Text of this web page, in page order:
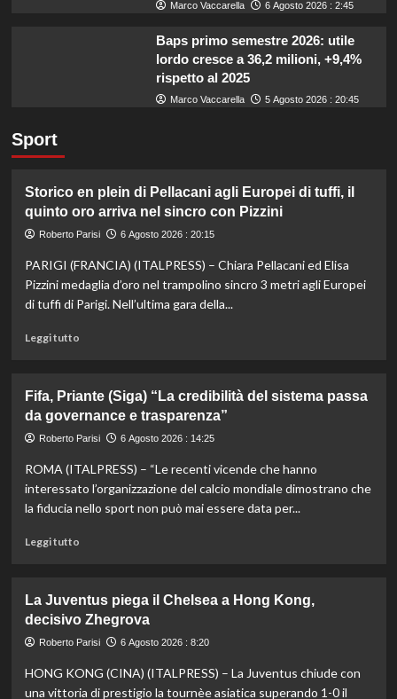
Marco Vaccarella 6 Agosto 2026 : 2:45
Baps primo semestre 2026: utile
lordo cresce a 36,2 milioni, +9,4%
rispetto al 2025
Marco Vaccarella 5 Agosto 2026 : 20:45
Sport
Storico en plein di Pellacani agli Europei di tuffi, il
quinto oro arriva nel sincro con Pizzini
Roberto Parisi 6 Agosto 2026 : 20:15
PARIGI (FRANCIA) (ITALPRESS) – Chiara Pellacani ed Elisa
Pizzini medaglia d’oro nel trampolino sincro 3 metri agli Europei
di tuffi di Parigi. Nell’ultima gara della...
Leggi tuttoLeggi
Storico
en
plein
Pellacani
agli
Europei
arriva
nel
sincro
Pizzini
Fifa, Priante (Siga) “La credibilità del sistema passa
da governance e trasparenza”
Roberto Parisi 6 Agosto 2026 : 14:25
ROMA (ITALPRESS) – “Le recenti vicende che hanno
interessato l’organizzazione del calcio mondiale dimostrano che
la fiducia nello sport non può mai essere data per...
Leggi tuttoLeggi
Fifa,
Priante
(Siga)
credibilità
del
La Juventus piega il Chelsea a Hong Kong,
decisivo Zhegrova
Roberto Parisi 6 Agosto 2026 : 8:20
HONG KONG (CINA) (ITALPRESS) – La Juventus chiude con
una vittoria di prestigio la tournèe asiatica superando 1-0 il